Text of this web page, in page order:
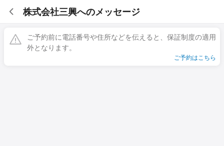
株式会社三興へのメッセージ
ご予約前に電話番号や住所などを伝えると、保証制度の適用
外となります。
ご予約はこちら